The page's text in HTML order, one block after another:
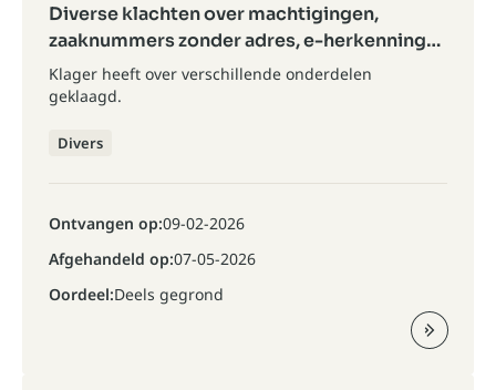
Diverse klachten over machtigingen,
zaaknummers zonder adres, e-herkenning
en BFB
Klager heeft over verschillende onderdelen
geklaagd.
Divers
Ontvangen op:09-02-2026
Afgehandeld op:07-05-2026
Oordeel:Deels gegrond